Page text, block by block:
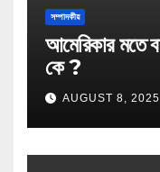
সম্পাদকীয়
আমেরিকার মতে বাংলাদেশের স্বাধিনতার ঘোষক
কে ?
AUGUST 8, 2025